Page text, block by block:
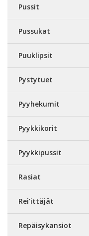
Pussit
Pussukat
Puuklipsit
Pystytuet
Pyyhekumit
Pyykkikorit
Pyykkipussit
Rasiat
Rei’ittäjät
Repäisykansiot